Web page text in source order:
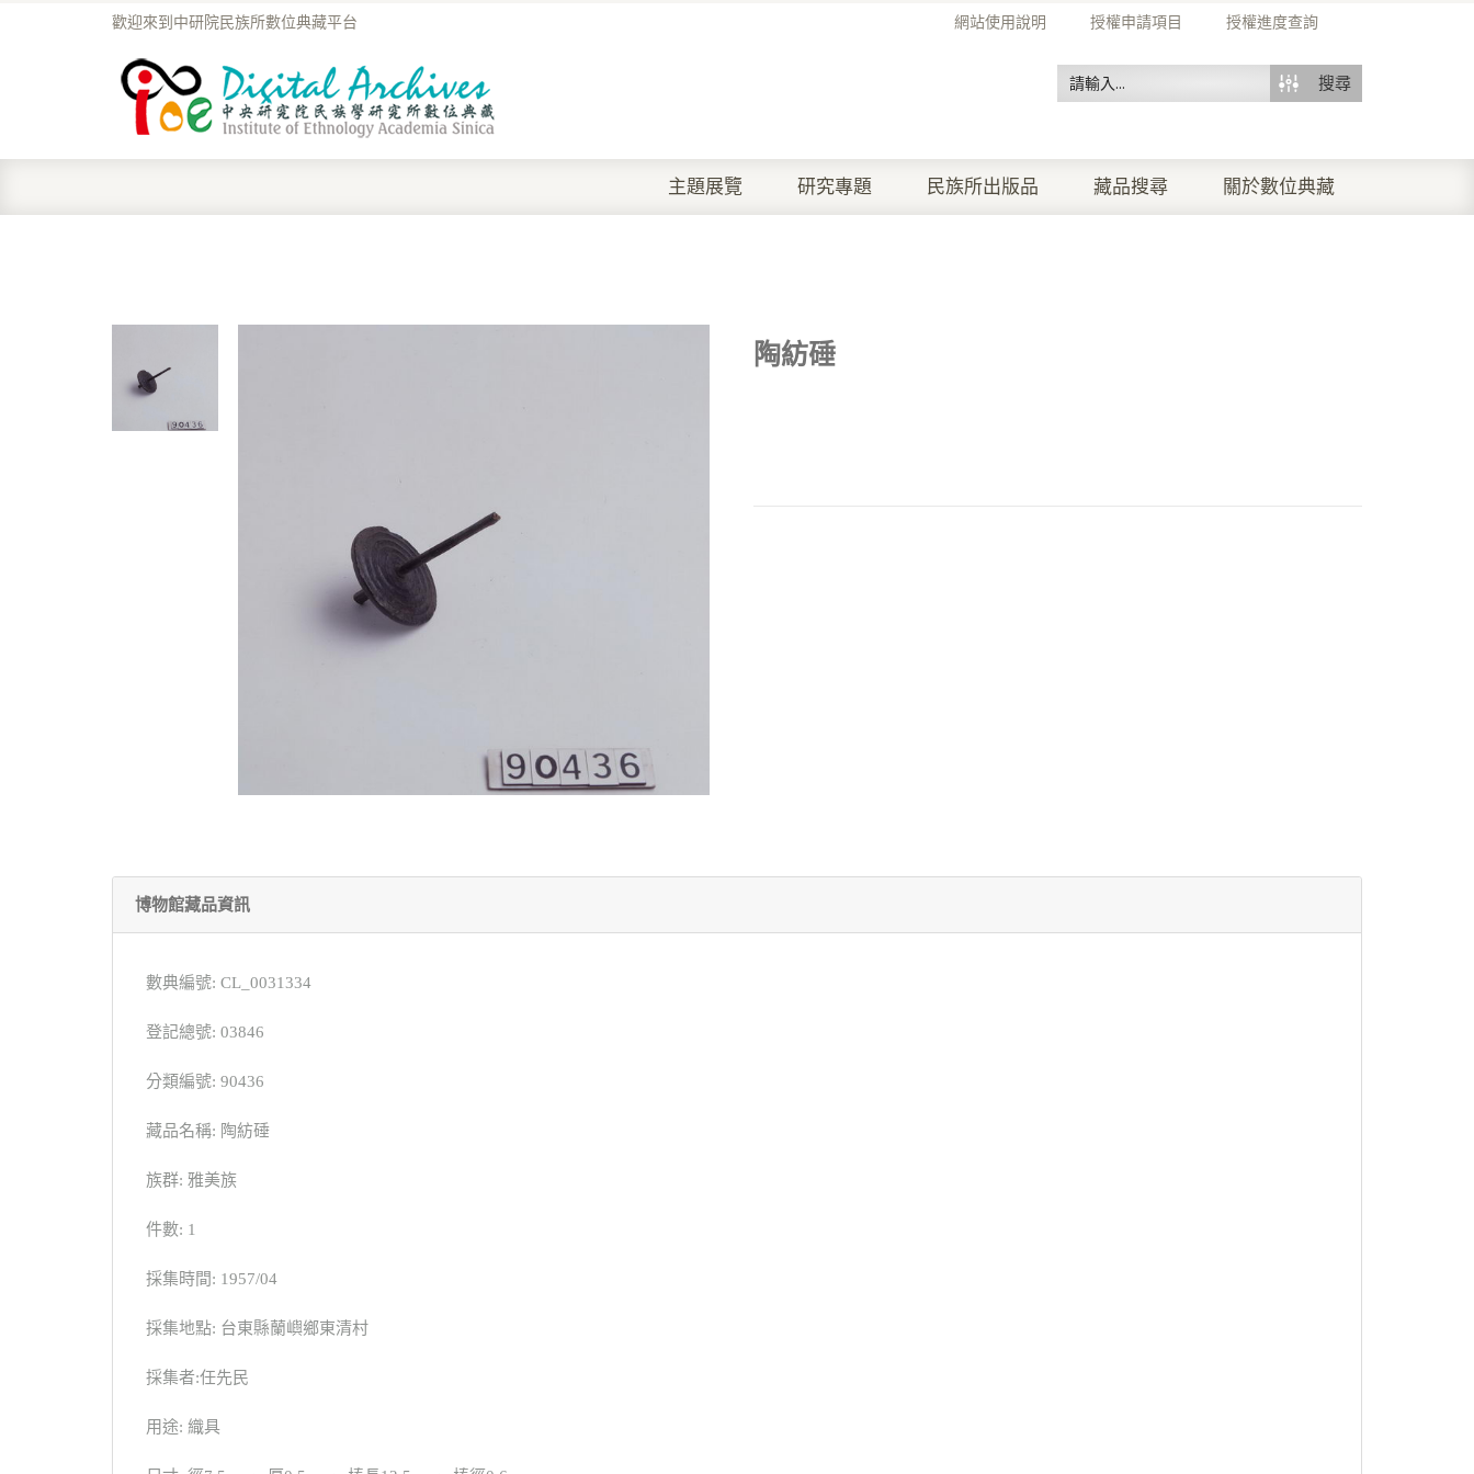
網站使用說明 授權申請項目 授權進度查詢
歡迎來到中研院民族所數位典藏平台
搜尋
主題展覽 研究專題 民族所出版品 藏品搜尋 關於數位典藏
陶紡硾
博物館藏品資訊
數典編號: CL_0031334
登記總號: 03846
分類編號: 90436
藏品名稱: 陶紡硾
族群: 雅美族
件數: 1
採集時間: 1957/04
採集地點: 台東縣蘭嶼鄉東清村
採集者:任先民
用途: 織具